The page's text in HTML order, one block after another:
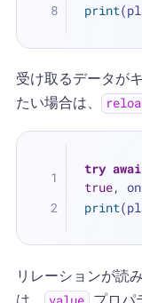
print
受け取るデータが
たい場合は、
try
true,
print
リレーションが読